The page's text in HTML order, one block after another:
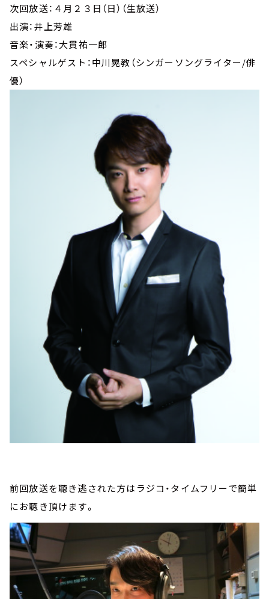
次回放送：４月２３日（日）（生放送）
出演：井上芳雄
音楽・演奏：大貫祐一郎
スペシャルゲスト：中川晃教（シンガーソングライター/俳
優）
前回放送を聴き逃された方はラジコ・タイムフリーで簡単
にお聴き頂けます。